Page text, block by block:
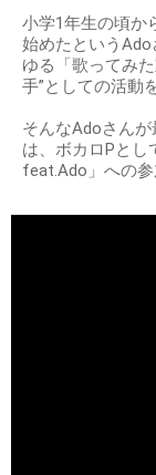
小学1年生の頃か
始めたという
ゆる「歌ってみ
手”としての活動
そんなAdoさん
は、ボカロPとし
feat.Ado」への参